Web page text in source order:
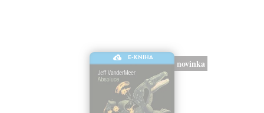
E-KNIHA
novinka